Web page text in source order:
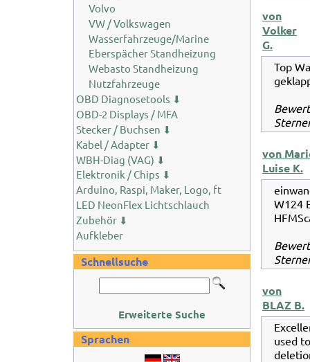
Volvo
VW / Volkswagen
Wasserfahrzeuge/Marine
Eberspächer Standheizung
Webasto Standheizung
Nutzfahrzeuge
OBD Diagnosetools ⬇
OBD-2 Displays / MFA
Stecker / Buchsen ⬇
Kabel / Adapter ⬇
WBH-Diag (VAG) ⬇
Elektronik / Chips ⬇
Arduino, Raspi, Maker, Logo, ft
LED NeonFlex Lichtschlauch
Zubehör ⬇
Aufkleber
Schnellsuche
Erweiterte Suche
Sprachen
von
Volker
G.
Top
von
Luise K.
W124
von
BLAZ B.
used